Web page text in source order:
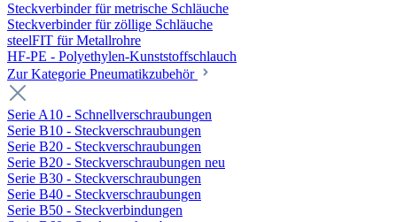
Steckverbinder für metrische Schläuche
Steckverbinder für zöllige Schläuche
steelFIT für Metallrohre
HF-PE - Polyethylen-Kunststoffschlauch
Zur Kategorie Pneumatikzubehör
Serie A10 - Schnellverschraubungen
Serie B10 - Steckverschraubungen
Serie B20 - Steckverschraubungen
Serie B20 - Steckverschraubungen neu
Serie B30 - Steckverschraubungen
Serie B40 - Steckverschraubungen
Serie B50 - Steckverbindungen